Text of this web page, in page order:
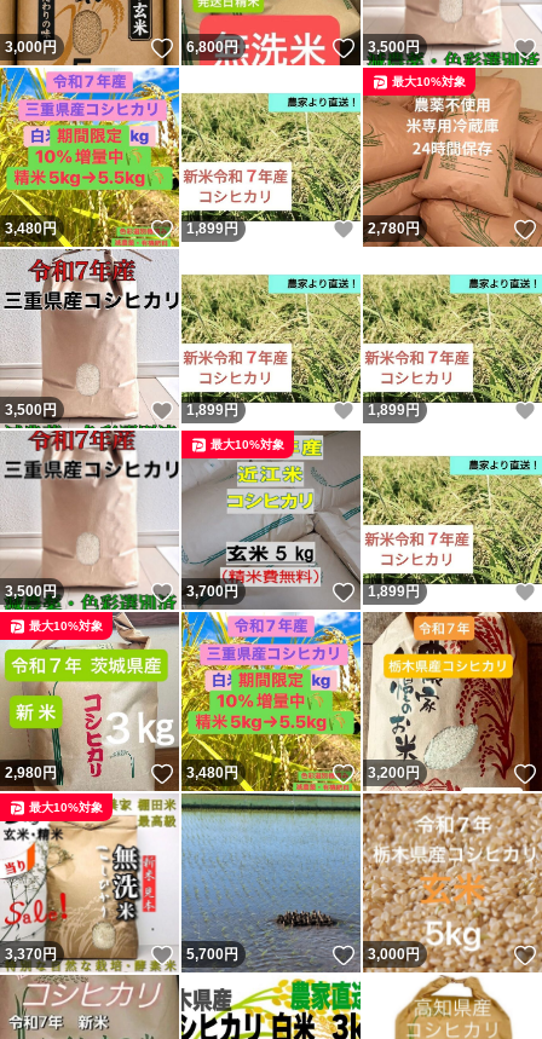
3,000円 いいね！
6,800円 いいね！
3,500円
3,480円 いいね！
1,899円 いいね！
2,780円
最大10%対象
3,500円 いいね！
1,899円 いいね！
1,899円
3,500円 いいね！
3,700円 いいね！
最大10%対象
1,899円
2,980円 いいね！
最大10%対象
3,480円 いいね！
3,200円
3,370円 いいね！
最大10%対象
5,700円 いいね！
3,000円